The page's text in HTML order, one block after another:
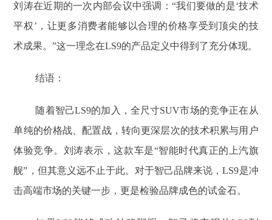
刘涛在近期的一次内部会议中强调：“我们要做的是‘技术
平权’，让更多消费者能够以合理的价格享受到顶尖的技
术成果。”这一理念在LS9的产品定义中得到了充分体现。
结语：
随着智己LS9的加入，全尺寸SUV市场的竞争正在从
单纯的价格战、配置战，转向更深层次的技术积累与用户
体验竞争。刘涛表示，这款车是“智能时代真正的上汽旗
舰”，但其意义远不止于此。对于智己品牌来说，LS9是冲
击高端市场的关键一步，更是检验品牌成色的试金石。